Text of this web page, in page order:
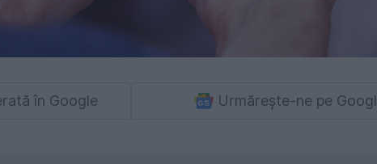
în Google Urmărește-ne pe